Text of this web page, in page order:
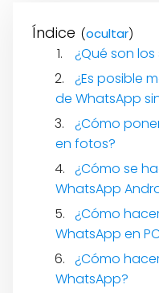
Índice ( )
¿Qué son
¿Es posible
de WhatsApp
¿Cómo
en fotos?
¿Cómo se
WhatsApp
¿Cómo
WhatsApp en
¿Cómo
WhatsApp?